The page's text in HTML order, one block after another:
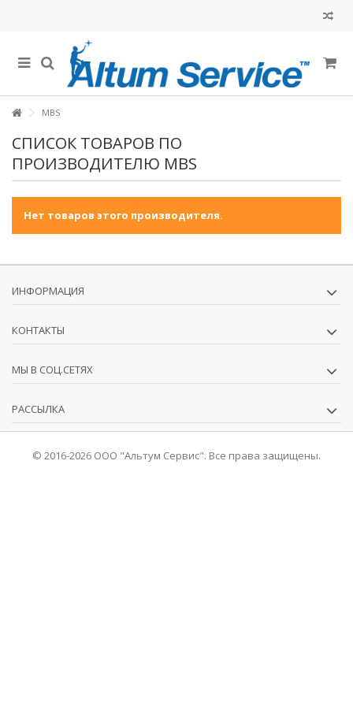
MBS
СПИСОК ТОВАРОВ ПО
ПРОИЗВОДИТЕЛЮ MBS
Нет товаров этого производителя.
ИНФОРМАЦИЯ
КОНТАКТЫ
МЫ В СОЦ.СЕТЯХ
РАССЫЛКА
© 2016-2026 ООО "Альтум Сервис". Все права защищены.